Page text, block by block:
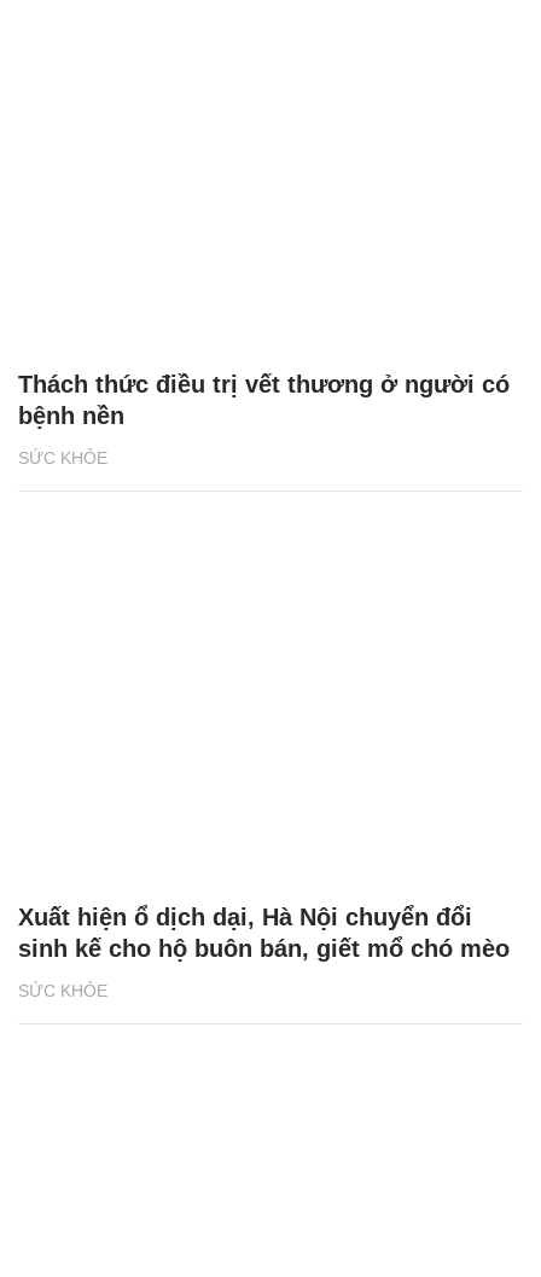
SỨC KHỎE
Thách thức điều trị vết thương ở người có
bệnh nền
SỨC KHỎE
Xuất hiện ổ dịch dại, Hà Nội chuyển đổi
sinh kế cho hộ buôn bán, giết mổ chó mèo